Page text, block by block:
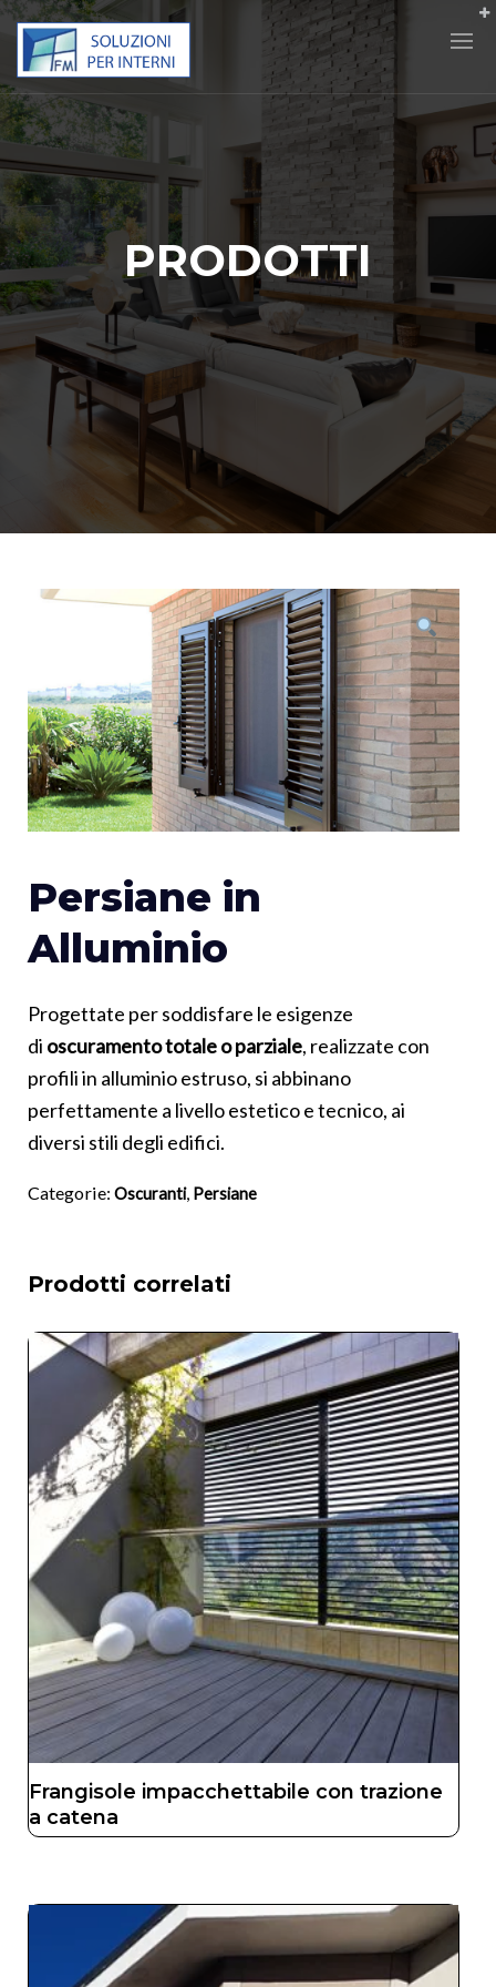
PRODOTTI
Persiane in
Alluminio
Progettate per soddisfare le esigenze
di oscuramento totale o parziale, realizzate con
profili in alluminio estruso, si abbinano
perfettamente a livello estetico e tecnico, ai
diversi stili degli edifici.
Categorie: Oscuranti, Persiane
Prodotti correlati
Frangisole impacchettabile con trazione
a catena